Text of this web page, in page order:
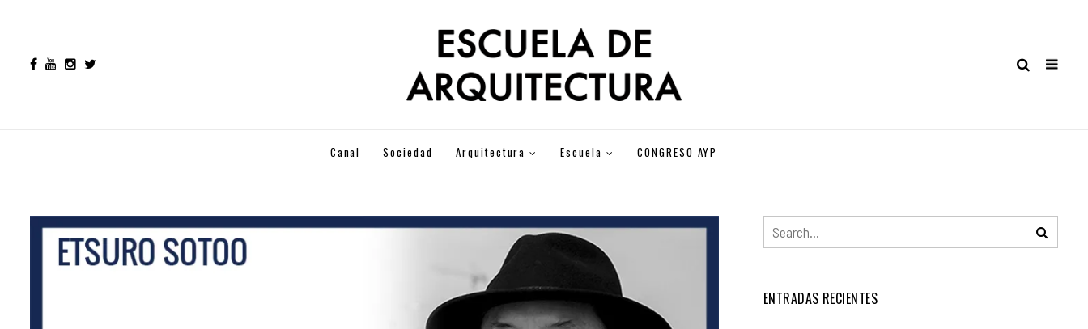
Canal Sociedad Arquitectura Escuela CONGRESO AYP
ENTRADAS RECIENTES